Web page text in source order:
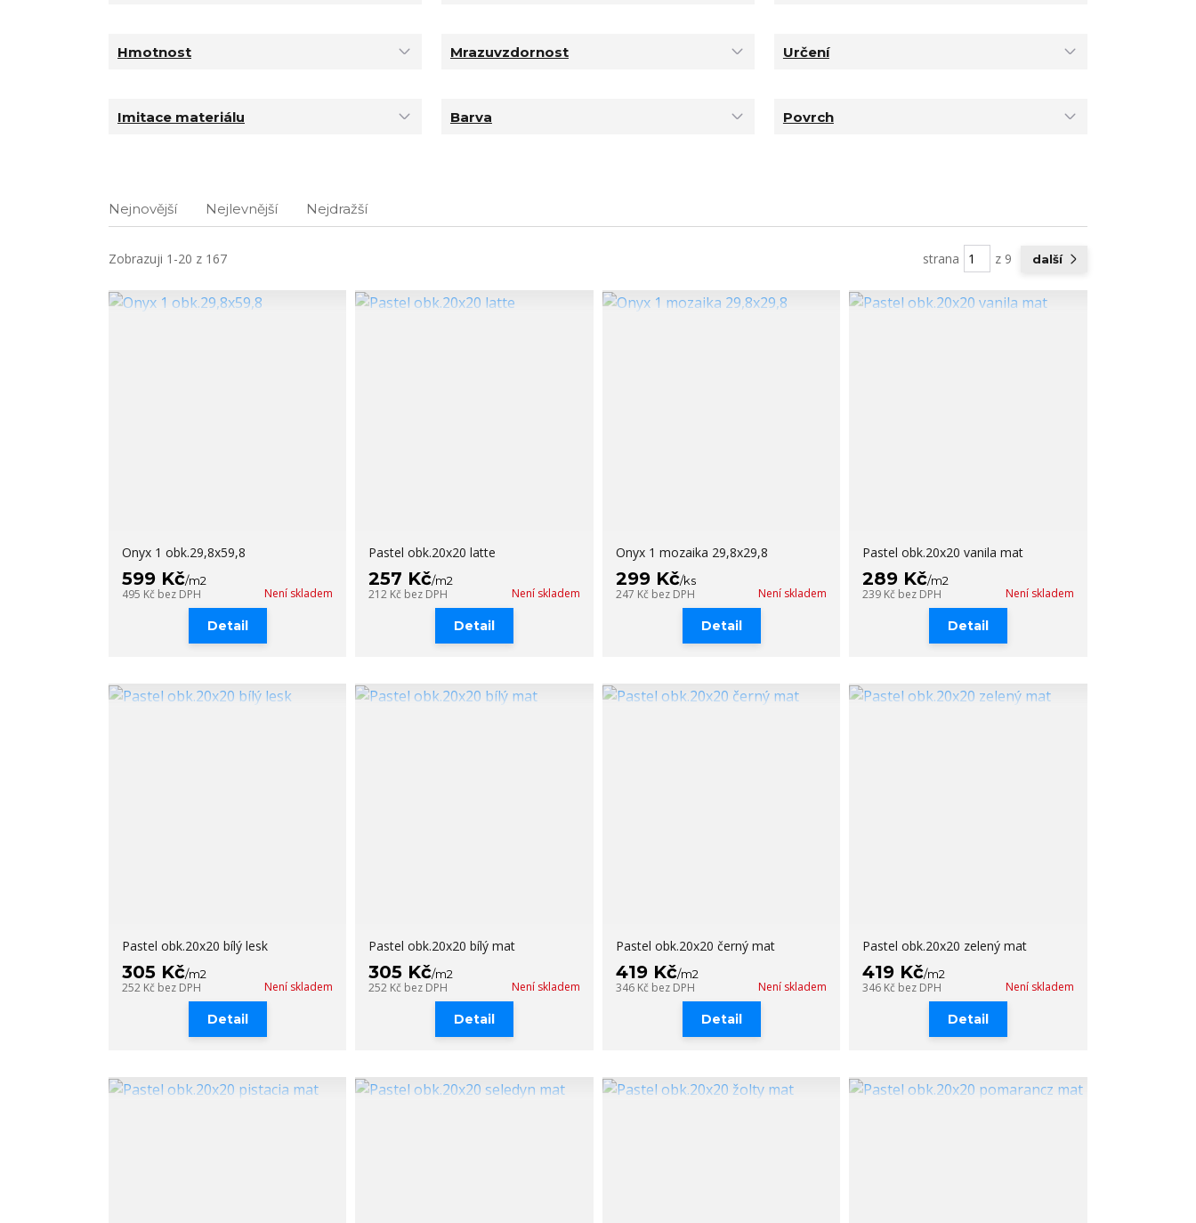
Hmotnost Mrazuvzdornost Určení
Imitace materiálu Barva Povrch
Nejnovější Nejlevnější Nejdražší
Zobrazuji 1-20 z 167 strana z 9 další
Onyx 1 obk.29,8x59,8
599 Kč/m2
495 Kč bez DPH Není skladem
Detail
Pastel obk.20x20 latte
257 Kč/m2
212 Kč bez DPH Není skladem
Detail
Onyx 1 mozaika 29,8x29,8
299 Kč/ks
247 Kč bez DPH Není skladem
Detail
Pastel obk.20x20 vanila mat
289 Kč/m2
239 Kč bez DPH Není skladem
Detail
Pastel obk.20x20 bílý lesk
305 Kč/m2
252 Kč bez DPH Není skladem
Detail
Pastel obk.20x20 bílý mat
305 Kč/m2
252 Kč bez DPH Není skladem
Detail
Pastel obk.20x20 černý mat
419 Kč/m2
346 Kč bez DPH Není skladem
Detail
Pastel obk.20x20 zelený mat
419 Kč/m2
346 Kč bez DPH Není skladem
Detail